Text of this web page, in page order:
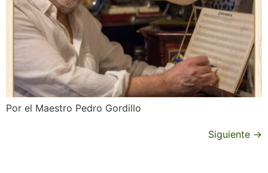
Por el Maestro Pedro Gordillo
Siguiente →